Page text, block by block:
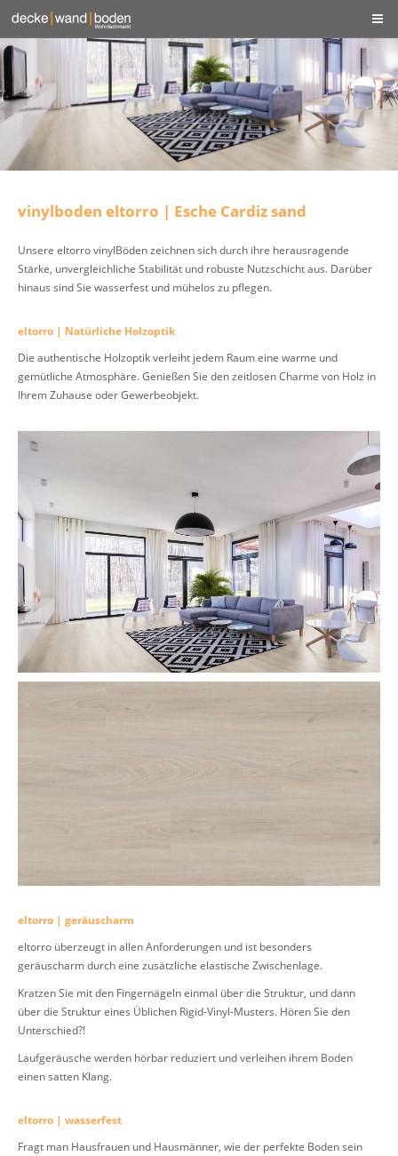
vinylboden eltorro | Esche Cardiz sand
Unsere eltorro vinylBöden zeichnen sich durch ihre herausragende
Stärke, unvergleichliche Stabilität und robuste Nutzschicht aus. Darüber
hinaus sind Sie wasserfest und mühelos zu pflegen.
eltorro | Natürliche Holzoptik
Die authentische Holzoptik verleiht jedem Raum eine warme und
gemütliche Atmosphäre. Genießen Sie den zeitlosen Charme von Holz in
Ihrem Zuhause oder Gewerbeobjekt.
eltorro | geräuscharm
eltorro überzeugt in allen Anforderungen und ist besonders
geräuscharm durch eine zusätzliche elastische Zwischenlage.
Kratzen Sie mit den Fingernägeln einmal über die Struktur, und dann
über die Struktur eines Üblichen Rigid-Vinyl-Musters. Hören Sie den
Unterschied?!
Laufgeräusche werden hörbar reduziert und verleihen ihrem Boden
einen satten Klang.
eltorro | wasserfest
Fragt man Hausfrauen und Hausmänner, wie der perfekte Boden sein